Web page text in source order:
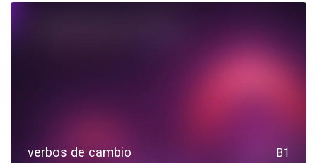
verbos de cambio B1